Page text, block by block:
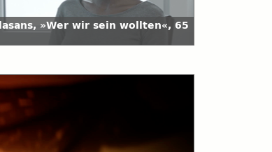
»Wer wir sein wollten«, 65